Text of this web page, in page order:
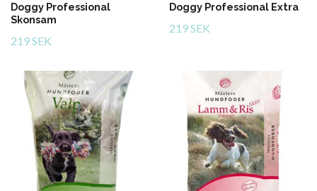
Doggy Professional
Skonsam
219 SEK
Doggy Professional Extra
219 SEK